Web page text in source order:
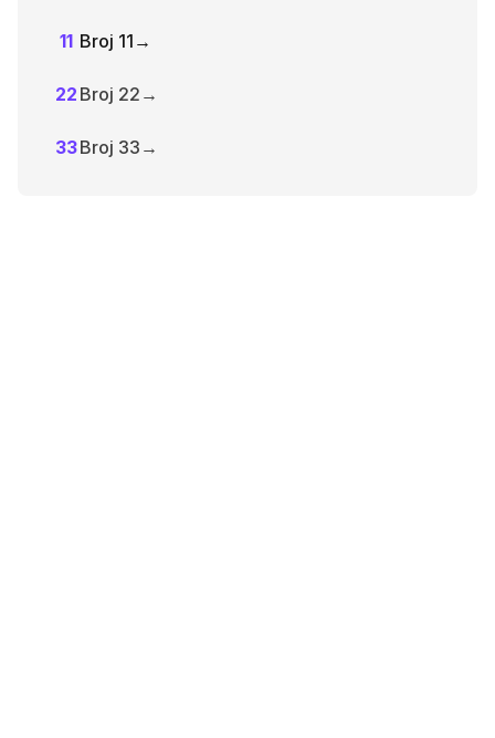
11 Broj 11 →
22 Broj 22 →
33Broj 33 →